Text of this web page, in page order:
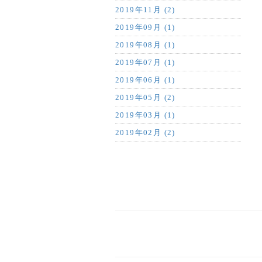
2019年11月 (2)
2019年09月 (1)
2019年08月 (1)
2019年07月 (1)
2019年06月 (1)
2019年05月 (2)
2019年03月 (1)
2019年02月 (2)